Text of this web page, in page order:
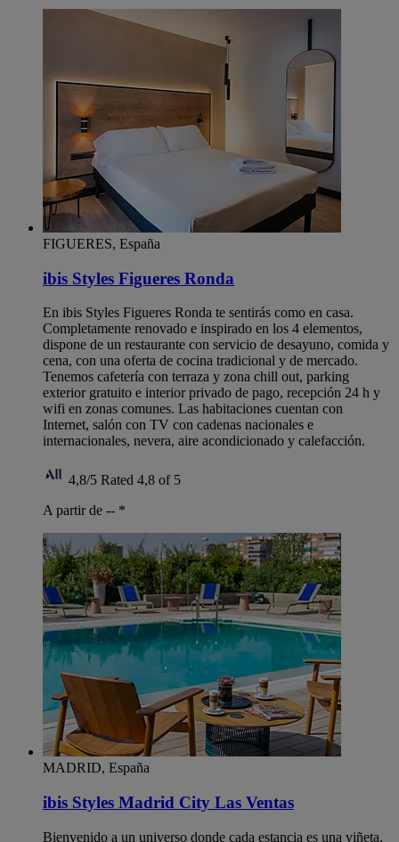
FIGUERES, España
ibis Styles Figueres Ronda
En ibis Styles Figueres Ronda te sentirás como en casa.
Completamente renovado e inspirado en los 4 elementos,
dispone de un restaurante con servicio de desayuno, comida y
cena, con una oferta de cocina tradicional y de mercado.
Tenemos cafetería con terraza y zona chill out, parking
exterior gratuito e interior privado de pago, recepción 24 h y
wifi en zonas comunes. Las habitaciones cuentan con
Internet, salón con TV con cadenas nacionales e
internacionales, nevera, aire acondicionado y calefacción.
4,8/5 Rated 4,8 of 5
A partir de -- *
MADRID, España
ibis Styles Madrid City Las Ventas
Bienvenido a un universo donde cada estancia es una viñeta.